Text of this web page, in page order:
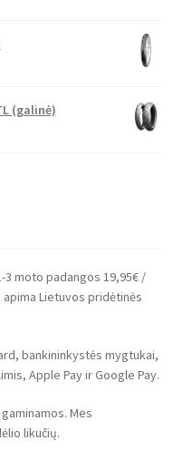
(galinė)
moto padangos 19,95€ /
Lietuvos pridėtinės
bankininkystės mygtukai,
Apple Pay ir Google Pay.
Mes
likučių.